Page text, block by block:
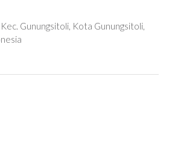
Gunungsitoli, Kota Gunungsitoli,